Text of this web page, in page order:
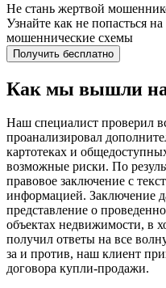
Не стань жертвой
Узнайте как не попасться
мошеннические схемы
Получить бесплатно
Как мы вышли на
Наш специалист проверил
проанализировал
картотеках и
возможные риски. По
правовое заключение с
информацией. Заключение
представление о
объектах недвижимости, в
получил ответы на все
за и против, наш клиент
договора купли-продажи.